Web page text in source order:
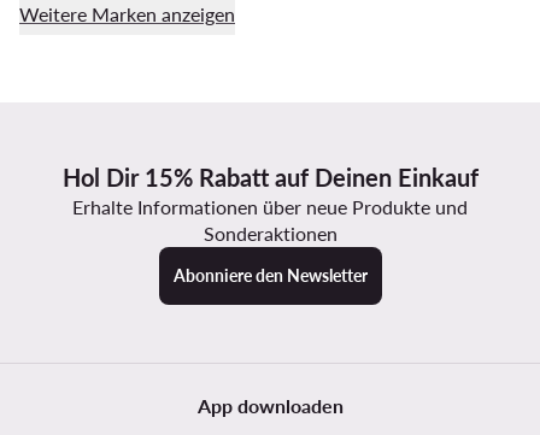
Weitere Marken anzeigen
Hol Dir 15% Rabatt auf Deinen Einkauf
Erhalte Informationen über neue Produkte und
Sonderaktionen
Abonniere den Newsletter
App downloaden